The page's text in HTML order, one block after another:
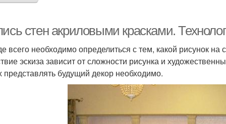
стен акриловыми красками.
всего необходимо определиться с тем, какой рисунок на
эскиза зависит от сложности рисунка и
представлять будущий декор необходимо.